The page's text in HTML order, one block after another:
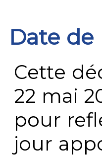
Date
Cette
22 mai
pour
jour